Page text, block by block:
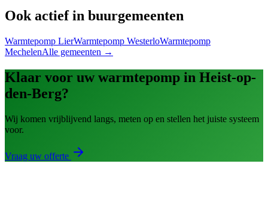
Ook actief in buurgemeenten
Warmtepomp LierWarmtepomp WesterloWarmtepomp
MechelenAlle gemeenten →
Klaar voor uw warmtepomp in Heist-op-
den-Berg?
Wij komen vrijblijvend langs, meten op en stellen het juiste systeem
voor.
Vraag uw offerte